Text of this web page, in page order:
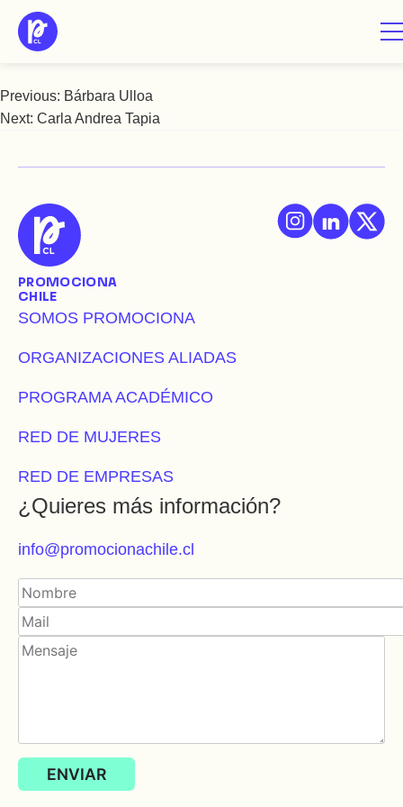
Saltar
Camila Vargas
Navegación
entradas
Previous: Bárbara Ulloa
Next: Carla Andrea Tapia
PROMOCIONA
CHILE
SOMOS PROMOCIONA
ORGANIZACIONES ALIADAS
PROGRAMA ACADÉMICO
RED DE MUJERES
RED DE EMPRESAS
¿Quieres más información?
info@promocionachile.cl